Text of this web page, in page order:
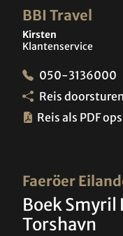
Faeröer
Boek
Torshavn
BBI Travel
Kirsten
Klantenservice
050-3136000
Reis
Reis als PDF